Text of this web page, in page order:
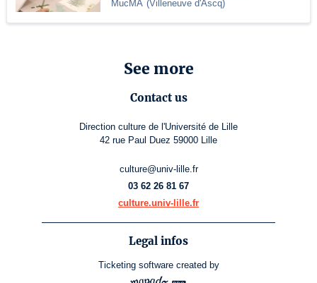
MucMA (Villeneuve d'Ascq)
See more
Contact us
Direction culture de l'Université de Lille
42 rue Paul Duez 59000 Lille
culture@univ-lille.fr
03 62 26 81 67
culture.univ-lille.fr
Legal infos
Ticketing software created by